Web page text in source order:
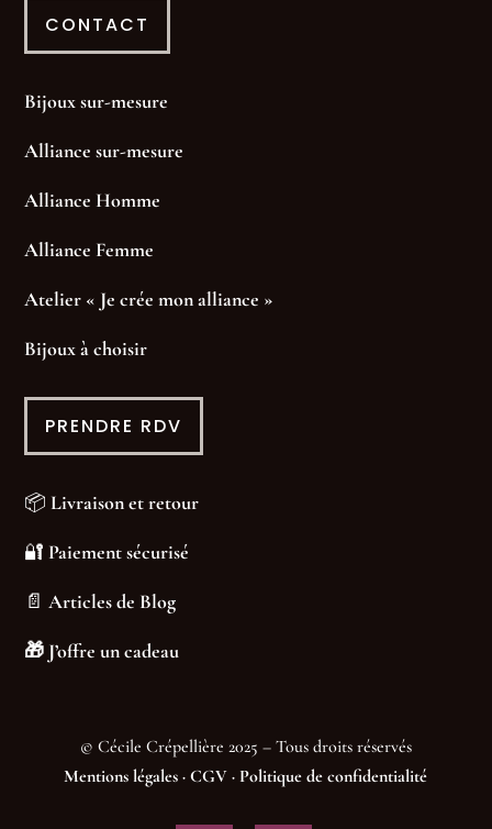
CONTACT
Bijoux sur-mesure
Alliance sur-mesure
Alliance Homme
Alliance Femme
Atelier « Je crée mon alliance »
Bijoux à choisir
PRENDRE RDV
📦Livraison et retour
🔐 Paiement sécurisé
📄Articles de Blog
🎁 J’offre un cadeau
© Cécile Crépellière 2025 – Tous droits réservés
Mentions légales ·CGV · Politique de confidentialité